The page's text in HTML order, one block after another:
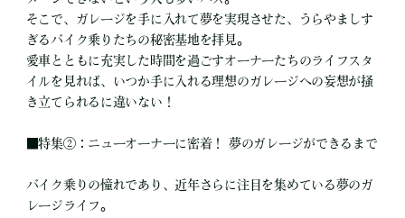
そこで、ガレージを手に入れて夢を実現させた、うらやましす
ぎるバイク乗りたちの秘密基地を拝見。
愛車とともに充実した時間を過ごすオーナーたちのライフスタ
イルを見れば、いつか手に入れる理想のガレージへの妄想が掻
き立てられるに違いない！
■特集②：ニューオーナーに密着！ 夢のガレージができるまで
バイク乗りの憧れであり、近年さらに注目を集めている夢のガ
レージライフ。